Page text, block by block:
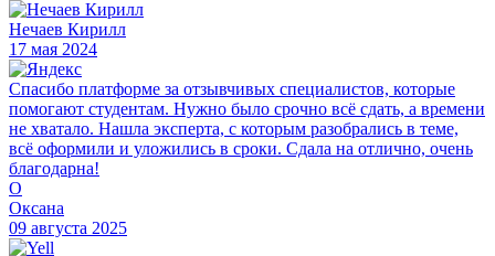
Нечаев Кирилл
17 мая 2024
Спасибо платформе за отзывчивых специалистов, которые
помогают студентам. Нужно было срочно всё сдать, а времени
не хватало. Нашла эксперта, с которым разобрались в теме,
всё оформили и уложились в сроки. Сдала на отлично, очень
благодарна!
О
Оксана
09 августа 2025